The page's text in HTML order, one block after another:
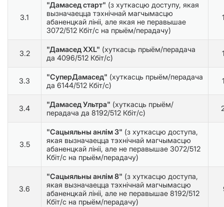
3.1
"Дамасед старт" (з хуткасцю доступу, якая
вызначаецца тэхнічнай магчымасцю
абаненцкай лініі, але якая не перавышае
3072/512 Кбіт/с на прыём/перадачу)
3.2 "Дамасед XXL" (хуткасць прыём/перадача
да 4096/512 Кбіт/с)
3.3 "СуперДамасед" (хуткасць прыём/перадача
да 6144/512 Кбіт/с)
3.4 "Дамасед Ультра" (хуткасць прыём/
перадача да 8192/512 Кбіт/с)
3.5
"Сацыяльны анлім 3" (з хуткасцю доступа,
якая вызначаецца тэхнічнай магчымасцю
абаненцкай лініі, але не перавышае 3072/512
Кбіт/с на прыём/перадачу)
3.6
"Сацыяльны анлім 8" (з хуткасцю доступа,
якая вызначаецца тэхнічнай магчымасцю
абаненцкай лініі, але не перавышае 8192/512
Кбіт/с на прыём/перадачу)